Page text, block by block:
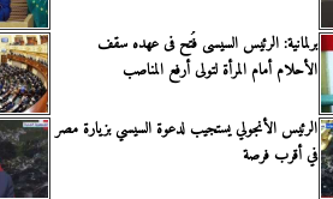
برلمانية: الرئيس السيسى فُتح فى عهده سقف
الأحلام أمام المرأة لتولى أرفع المناصب
الرئيس الأنجولي يستجيب لدعوة السيسي بزيارة مصر
في أقرب فرصة